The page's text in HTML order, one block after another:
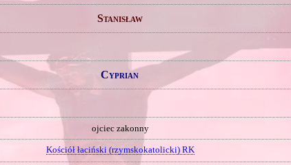
Stanisław
Cyprian
ojciec zakonny
Kościół łaciński (rzymskokatolicki) RK